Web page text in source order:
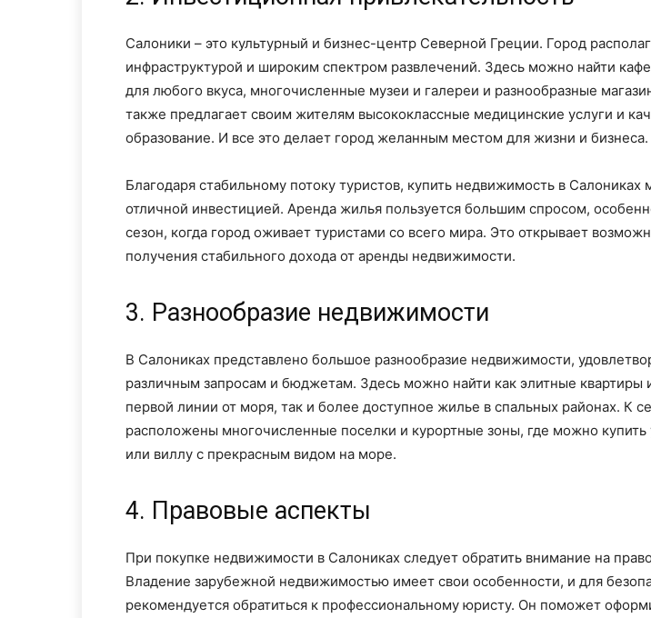
Салоники – это культурный и бизнес-центр Северной Греции. Город
инфраструктурой и широким спектром развлечений. Здесь можно найти
для любого вкуса, многочисленные музеи и галереи и разнообразные
также предлагает своим жителям высококлассные медицинские услуги и
образование. И все это делает город желанным местом для жизни и бизнеса.
Благодаря стабильному потоку туристов, купить недвижимость в
отличной инвестицией. Аренда жилья пользуется большим спросом,
сезон, когда город оживает туристами со всего мира. Это открывает
получения стабильного дохода от аренды недвижимости.
3. Разнообразие недвижимости
В Салониках представлено большое разнообразие недвижимости,
различным запросам и бюджетам. Здесь можно найти как элитные квартиры
первой линии от моря, так и более доступное жилье в спальных районах. К
расположены многочисленные поселки и курортные зоны, где можно
или виллу с прекрасным видом на море.
4. Правовые аспекты
При покупке недвижимости в Салониках следует обратить внимание на
Владение зарубежной недвижимостью имеет свои особенности, и для
рекомендуется обратиться к профессиональному юристу. Он поможет